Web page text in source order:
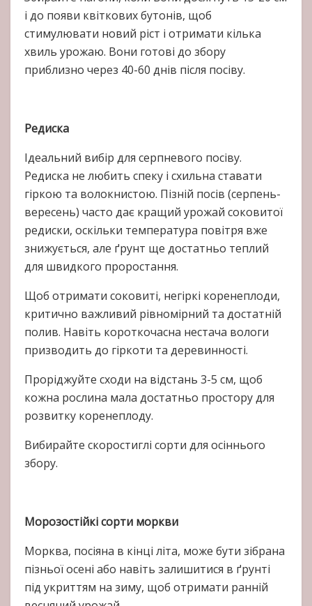
і до появи квіткових бутонів, щоб
стимулювати новий ріст і отримати кілька
хвиль урожаю. Вони готові до збору
приблизно через 40-60 днів після посіву.
Редиска
Ідеальний вибір для серпневого посіву.
Редиска не любить спеку і схильна ставати
гіркою та волокнистою. Пізній посів (серпень-
вересень) часто дає кращий урожай соковитої
редиски, оскільки температура повітря вже
знижується, але ґрунт ще достатньо теплий
для швидкого проростання.
Щоб отримати соковиті, негіркі коренеплоди,
критично важливий рівномірний та достатній
полив. Навіть короткочасна нестача вологи
призводить до гіркоти та деревинності.
Проріджуйте сходи на відстань 3-5 см, щоб
кожна рослина мала достатньо простору для
розвитку коренеплоду.
Вибирайте скоростиглі сорти для осіннього
збору.
Морозостійкі сорти моркви
Морква, посіяна в кінці літа, може бути зібрана
пізньої осені або навіть залишитися в ґрунті
під укриттям на зиму, щоб отримати ранній